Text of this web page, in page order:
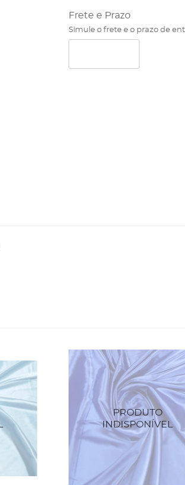
Frete e Prazo
Simule o frete e o prazo de